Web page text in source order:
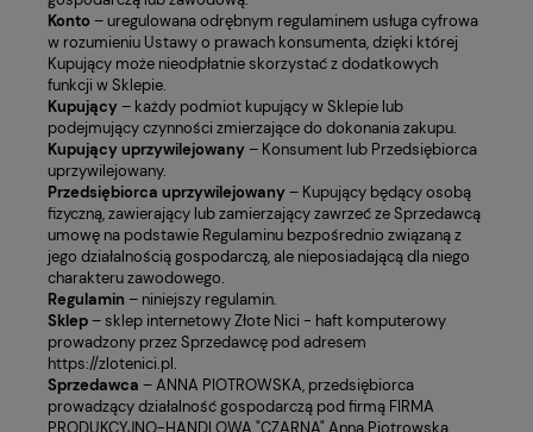
Konto– uregulowana odrębnym regulaminem usługa cyfrowa
w rozumieniu Ustawy o prawach konsumenta, dzięki której
Kupujący może nieodpłatnie skorzystać z dodatkowych
funkcji w Sklepie.
Kupujący– każdy podmiot kupujący w Sklepie lub
podejmujący czynności zmierzające do dokonania zakupu.
Kupujący uprzywilejowany– Konsument lub Przedsiębiorca
uprzywilejowany.
Przedsiębiorca uprzywilejowany– Kupujący będący osobą
fizyczną, zawierający lub zamierzający zawrzeć ze Sprzedawcą
umowę na podstawie Regulaminu bezpośrednio związaną z
jego działalnością gospodarczą, ale nieposiadającą dla niego
charakteru zawodowego.
Regulamin – niniejszy regulamin.
Sklep– sklep internetowy Złote Nici - haft komputerowy
prowadzony przez Sprzedawcę pod adresem
https://zlotenici.pl.
Sprzedawca – ANNA PIOTROWSKA, przedsiębiorca
prowadzący działalność gospodarczą pod firmą FIRMA
PRODUKCYJNO-HANDLOWA "CZARNA" Anna Piotrowska,